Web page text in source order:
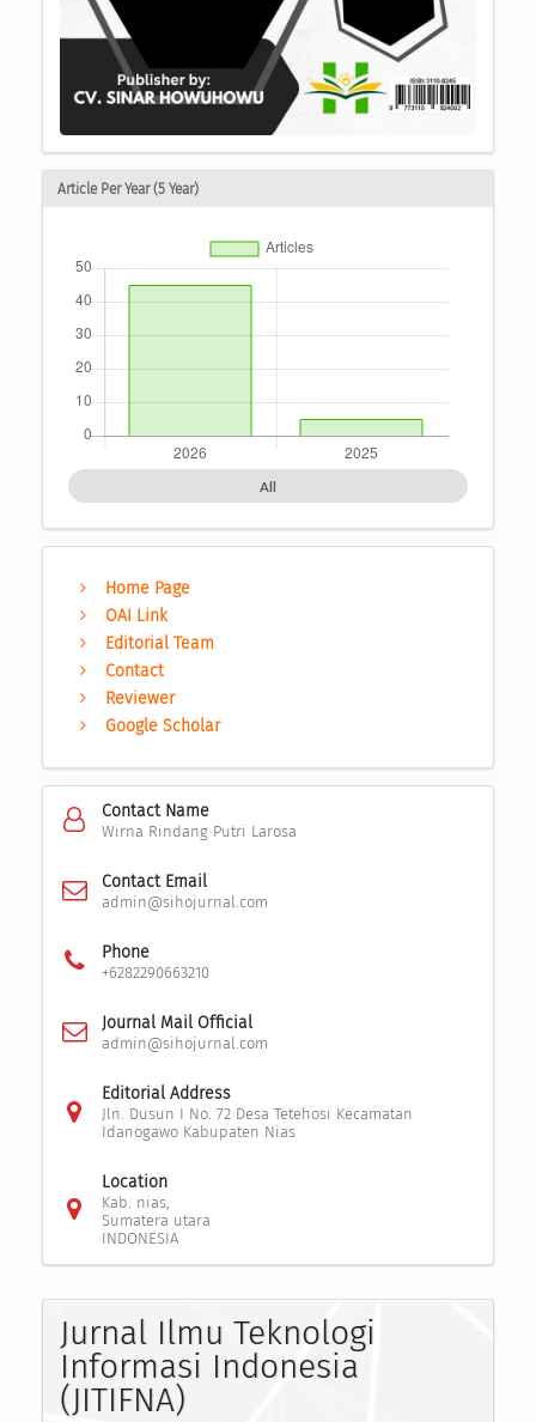
Article Per Year (5 Year)
All
Home Page
OAI Link
Editorial Team
Contact
Reviewer
Google Scholar
Contact Name
Wirna Rindang Putri Larosa
Contact Email
admin@sihojurnal.com
Phone
+6282290663210
Journal Mail Official
admin@sihojurnal.com
Editorial Address
Jln. Dusun I No. 72 Desa Tetehosi Kecamatan
Idanogawo Kabupaten Nias
Location
Kab. nias,
Sumatera utara
INDONESIA
Jurnal Ilmu Teknologi
Informasi Indonesia
(JITIFNA)